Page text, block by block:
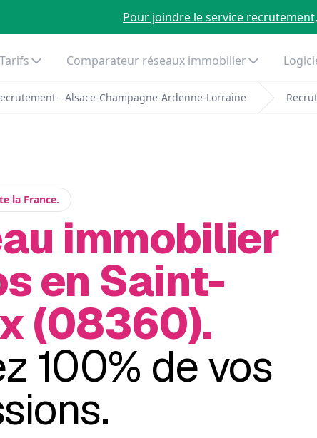
Pour joindre le service
Tarifs Comparateur réseaux immobilier
- Alsace-Champagne-Ardenne-Lorraine
la France.
immobilier
en Saint-
(08360).
100% de vos